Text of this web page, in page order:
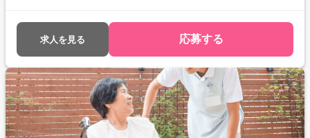
求人を見る 応募する